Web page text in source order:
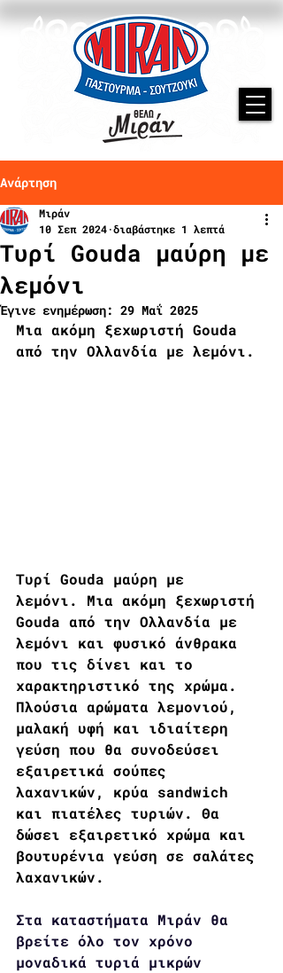
Ανάρτηση
Τυρί Gouda μαύρη με
λεμόνι
Μιράν
10 Σεπ 2024 διαβάστηκε 1 λεπτά
Έγινε ενημέρωση: 29 Μαΐ 2025
Μια ακόμη ξεχωριστή Gouda
από την Ολλανδία με λεμόνι.
Τυρί Gouda μαύρη με
λεμόνι. Μια ακόμη ξεχωριστή
Gouda από την Ολλανδία με
λεμόνι και φυσικό άνθρακα
που τις δίνει και το
χαρακτηριστικό της χρώμα.
Πλούσια αρώματα λεμονιού,
μαλακή υφή και ιδιαίτερη
γεύση που θα συνοδεύσει
εξαιρετικά σούπες
λαχανικών, κρύα sandwich
και πιατέλες τυριών. Θα
δώσει εξαιρετικό χρώμα και
βουτυρένια γεύση σε σαλάτες
λαχανικών.
Στα καταστήματα Μιράν θα
βρείτε όλο τον χρόνο
μοναδικά τυριά μικρών